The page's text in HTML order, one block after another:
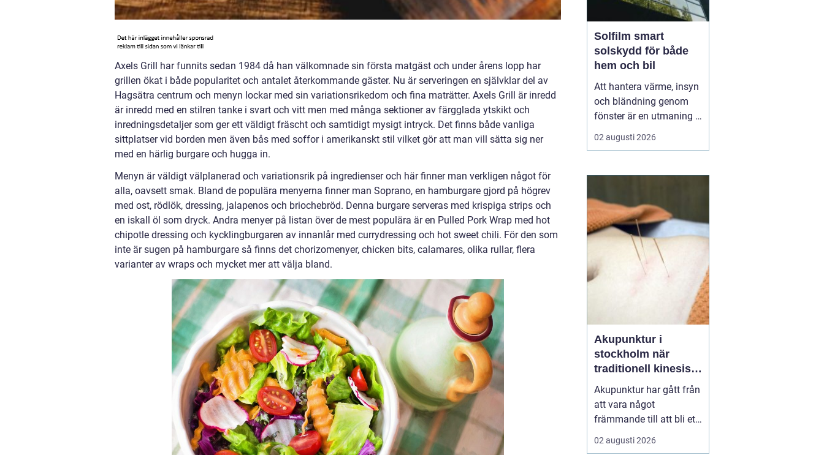
Axels Grill har funnits sedan 1984 då han välkomnade sin första matgäst och under årens lopp har
grillen ökat i både popularitet och antalet återkommande gäster. Nu är serveringen en självklar del av
Hagsätra centrum och menyn lockar med sin variationsrikedom och fina maträtter. Axels Grill är inredd
är inredd med en stilren tanke i svart och vitt men med många sektioner av färgglada ytskikt och
inredningsdetaljer som ger ett väldigt fräscht och samtidigt mysigt intryck. Det finns både vanliga
sittplatser vid borden men även bås med soffor i amerikanskt stil vilket gör att man vill sätta sig ner
med en härlig burgare och hugga in.
Menyn är väldigt välplanerad och variationsrik på ingredienser och här finner man verkligen något för
alla, oavsett smak. Bland de populära menyerna finner man Soprano, en hamburgare gjord på högrev
med ost, rödlök, dressing, jalapenos och briochebröd. Denna burgare serveras med krispiga strips och
en iskall öl som dryck. Andra menyer på listan över de mest populära är en Pulled Pork Wrap med hot
chipotle dressing och kycklingburgaren av innanlår med currydressing och hot sweet chili. För den som
inte är sugen på hamburgare så finns det chorizomenyer, chicken bits, calamares, olika rullar, flera
varianter av wraps och mycket mer att välja bland.
Solfilm smart
solskydd för både
hem och bil
Att hantera värme, insyn
och bländning genom
fönster är en utmaning i
många svenska hem,
kontor och bilar. Allt fler
ett diskret och effektivt
alternativ till tradi...
02 augusti 2026
Akupunktur i
stockholm när
traditionell kinesisk
medicin möter
modern vardag
Akupunktur har gått från
att vara något
främmande till att bli ett
självklart val för många
som söker en naturlig
02 augusti 2026